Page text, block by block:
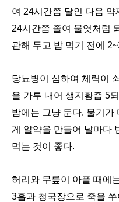
여 24시간쯤 달인 다음 약
24시간쯤 졸여 물엿처럼
관해 두고 밥 먹기 전에
당뇨병이 심하여 체력이
을 가루 내어 생지황즙 5
밤에는 그냥 둔다. 물기가
게 알약을 만들어 날마다
먹는 것이 좋다.
허리와 무릎이 아플 때에
3홉과 청국장으로 죽을